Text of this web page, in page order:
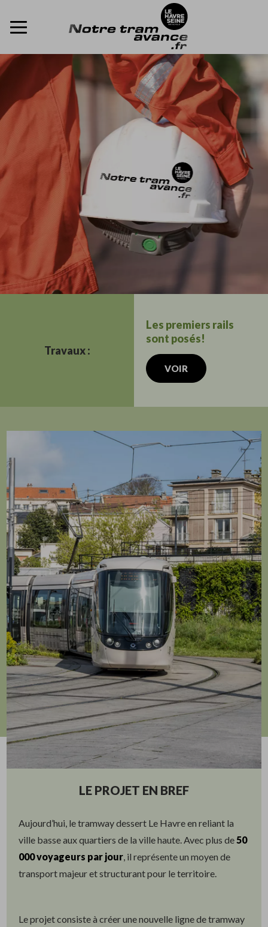
ACCÈDER DIRECTEMENT AU CONTENU
Menu
Travaux :
Les premiers rails
sont posés!
VOIR
LE PROJET EN BREF
Aujourd’hui, le tramway dessert Le Havre en reliant la
ville basse aux quartiers de la ville haute. Avec plus de 50
000 voyageurs par jour , il représente un moyen de
transport majeur et structurant pour le territoire.
Le projet consiste à créer une nouvelle ligne de tramway